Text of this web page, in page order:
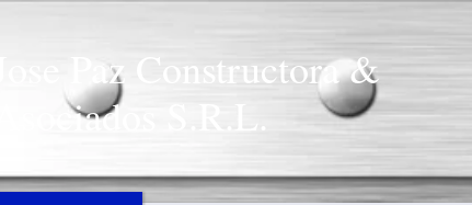
Jose Paz Constructora &
Asociados S.R.L.